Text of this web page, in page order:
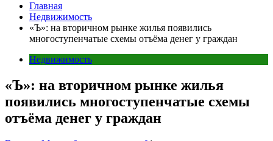
Главная
Недвижимость
«Ъ»: на вторичном рынке жилья появились
многоступенчатые схемы отъёма денег у граждан
Недвижимость
«Ъ»: на вторичном рынке жилья
появились многоступенчатые схемы
отъёма денег у граждан